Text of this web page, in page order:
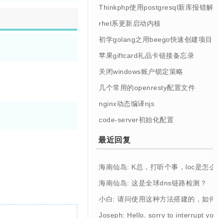
Thinkphp使用postgresql新库报错解
rhel系更新启动内核
初学golang之用beego快速创建项目
苹果giftcard礼品卡链接备忘录
关闭windows账户锁定策略
几个常用的openresty配置文件
nginx动态编译njs
code-server初始化配置
最近回复
海南仙岛: K总，打听个事，loc是怎么
海南仙岛: 这是全球dns链路检测？
小白: 请问使用这种方法搭建的，如
Joseph: Hello, sorry to interrupt